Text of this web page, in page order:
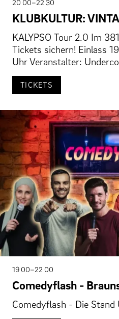
20 00–22 30
KLUBKULTUR: VINTA
KALYPSO Tour 2.0 Im
Tickets sichern! Einlass
Uhr Veranstalter:
TICKETS
19 00–22 00
Comedyflash -
Comedyflash - Die Stand